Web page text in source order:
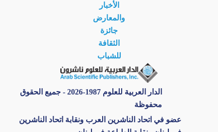
الأخبار
والمعارض
جائزة
الثقافة
للشباب
الدار العربية للعلوم 1987-2026 - جميع الحقوق
محفوظة
عضو في اتحاد الناشرين العرب ونقابة اتحاد الناشرين